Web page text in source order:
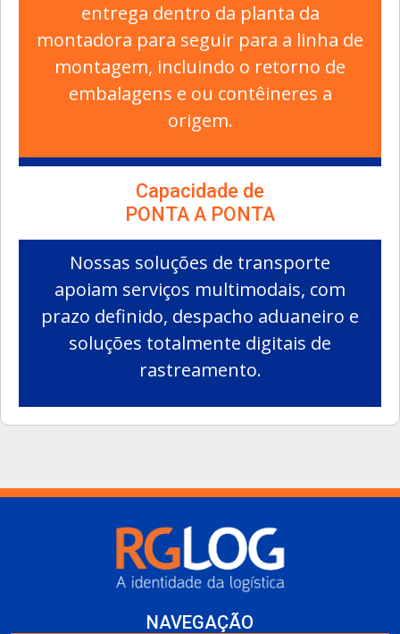
entrega dentro da planta da
montadora para seguir para a linha de
montagem, incluindo o retorno de
embalagens e ou contêineres a
origem.
Capacidade de
PONTA A PONTA
Nossas soluções de transporte
apoiam serviços multimodais, com
prazo definido, despacho aduaneiro e
soluções totalmente digitais de
rastreamento.
NAVEGAÇÃO